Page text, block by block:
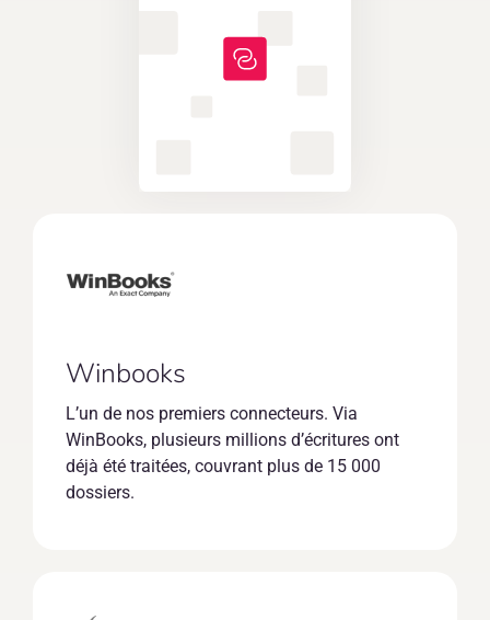
Winbooks
L’un de nos premiers connecteurs. Via
WinBooks, plusieurs millions d’écritures ont
déjà été traitées, couvrant plus de 15 000
dossiers.